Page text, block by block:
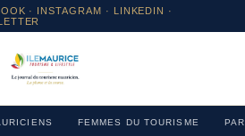
· INSTAGRAM · LINKEDIN ·
FEMMES DU TOURISME